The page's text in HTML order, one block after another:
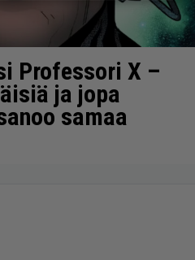
Professori X –
ja jopa
samaa